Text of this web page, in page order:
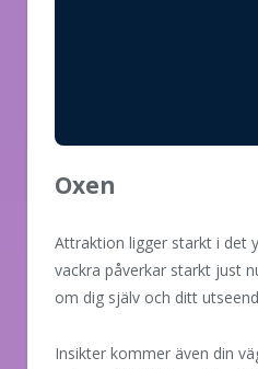
Oxen
Attraktion ligger starkt i det
vackra påverkar starkt just
om dig själv och ditt
Insikter kommer även din